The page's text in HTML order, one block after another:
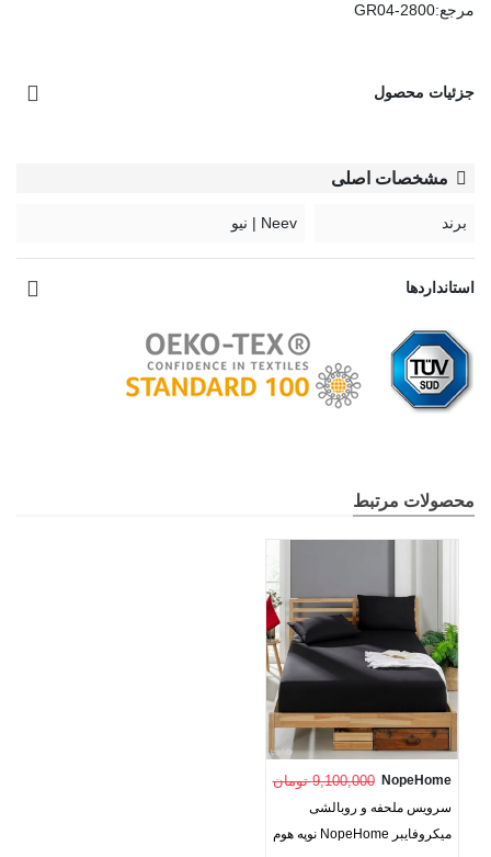
مرجع:GR04-2800
جزئیات محصول
مشخصات اصلی
برند Neev | نیو
استانداردها
محصولات مرتبط
NopeHome 9,100,000 تومان
سرویس ملحفه و روبالشی
میکروفایبر NopeHome نوپه هوم